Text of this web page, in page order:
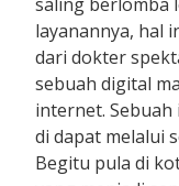
layanannya, hal
dari dokter
sebuah digital
internet.
di dapat melalui
Begitu pula di